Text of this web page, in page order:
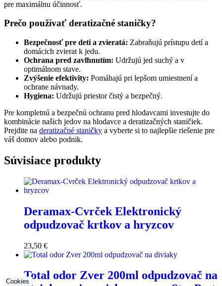
pre maximálnu účinnosť.
Prečo používať deratizačné staničky?
Bezpečnosť pre deti a zvieratá: Zabraňujú prístupu detí a
domácich zvierat k jedu.
Ochrana pred zavlhnutím: Udržujú jed suchý a v
optimálnom stave.
Zvýšenie efektivity: Pomáhajú pri lepšom umiestnení a
ochrane návnady.
Hygiena: Udržujú priestor čistý a bezpečný.
Pre kompletnú a bezpečnú ochranu pred hlodavcami investujte do
kombinácie našich jedov na hlodavce a deratizačných staničiek.
Prejdite na deratizačné staničky a vyberte si to najlepšie riešenie pre
váš domov alebo podnik.
Súvisiace produkty
Deramax-Cvrček Elektronický
odpudzovač krtkov a hryzcov
23,50 €
Total odor Zver 200ml odpudzovač na
Cookies